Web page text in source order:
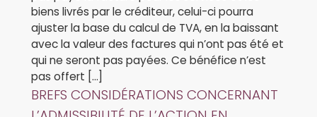
biens livrés par le créditeur, celui-ci pourra
ajuster la base du calcul de TVA, en la baissant
avec la valeur des factures qui n’ont pas été et
qui ne seront pas payées. Ce bénéfice n’est
pas offert […]
BREFS CONSIDÉRATIONS CONCERNANT